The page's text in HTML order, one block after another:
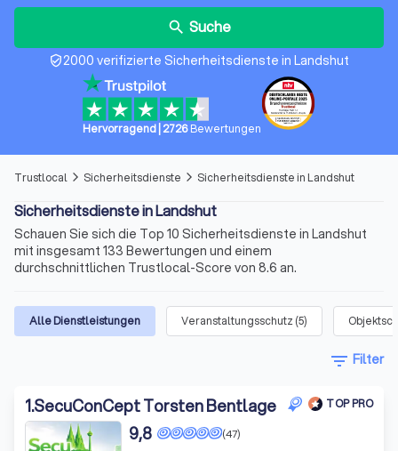
search Suche
verified_user2000 verifizierte Sicherheitsdienste in Landshut
Hervorragend 2726Bewertungen
Trustlocal arrow_forward_ios Sicherheitsdienste arrow_forward_ios Sicherheitsdienste in Landshut
Sicherheitsdienste in Landshut
Schauen Sie sich die Top 10 Sicherheitsdienste in Landshut
mit insgesamt 133 Bewertungen und einem
durchschnittlichen Trustlocal-Score von 8.6 an.
Alle Dienstleistungen Veranstaltungsschutz(5)
filter_list Filter
1.SecuConCept Torsten Bentlage TOP PRO
(47)
9,8